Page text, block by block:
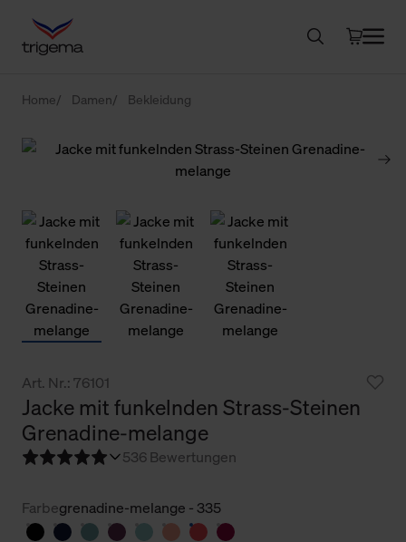
Home Damen Bekleidung
Art. Nr.: 76101
Jacke mit funkelnden Strass-Steinen
Grenadine-melange
536 Bewertungen
Farbegrenadine-melange - 335